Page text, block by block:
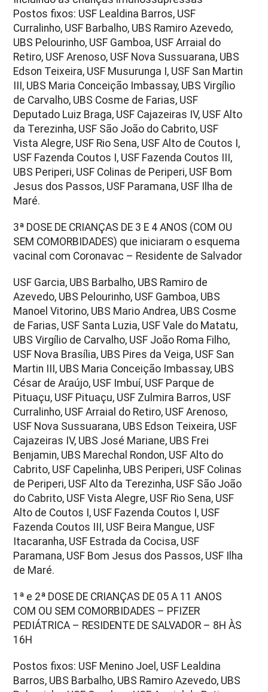
Postos fixos: USF Lealdina Barros, USF
Curralinho, USF Barbalho, UBS Ramiro Azevedo,
UBS Pelourinho, USF Gamboa, USF Arraial do
Retiro, USF Arenoso, USF Nova Sussuarana, UBS
Edson Teixeira, USF Musurunga I, USF San Martin
III, UBS Maria Conceição Imbassay, UBS Virgílio
de Carvalho, UBS Cosme de Farias, USF
Deputado Luiz Braga, USF Cajazeiras IV, USF Alto
da Terezinha, USF São João do Cabrito, USF
Vista Alegre, USF Rio Sena, USF Alto de Coutos I,
USF Fazenda Coutos I, USF Fazenda Coutos III,
UBS Periperi, USF Colinas de Periperi, USF Bom
Jesus dos Passos, USF Paramana, USF Ilha de
Maré.
3ª DOSE DE CRIANÇAS DE 3 E 4 ANOS (COM OU
SEM COMORBIDADES) que iniciaram o esquema
vacinal com Coronavac – Residente de Salvador
USF Garcia, UBS Barbalho, UBS Ramiro de
Azevedo, UBS Pelourinho, USF Gamboa, UBS
Manoel Vitorino, UBS Mario Andrea, UBS Cosme
de Farias, USF Santa Luzia, USF Vale do Matatu,
UBS Virgílio de Carvalho, USF João Roma Filho,
USF Nova Brasília, UBS Pires da Veiga, USF San
Martin III, UBS Maria Conceição Imbassay, UBS
César de Araújo, USF Imbuí, USF Parque de
Pituaçu, USF Pituaçu, USF Zulmira Barros, USF
Curralinho, USF Arraial do Retiro, USF Arenoso,
USF Nova Sussuarana, UBS Edson Teixeira, USF
Cajazeiras IV, UBS José Mariane, UBS Frei
Benjamin, UBS Marechal Rondon, USF Alto do
Cabrito, USF Capelinha, UBS Periperi, USF Colinas
de Periperi, USF Alto da Terezinha, USF São João
do Cabrito, USF Vista Alegre, USF Rio Sena, USF
Alto de Coutos I, USF Fazenda Coutos I, USF
Fazenda Coutos III, USF Beira Mangue, USF
Itacaranha, USF Estrada da Cocisa, USF
Paramana, USF Bom Jesus dos Passos, USF Ilha
de Maré.
1ª e 2ª DOSE DE CRIANÇAS DE 05 A 11 ANOS
COM OU SEM COMORBIDADES – PFIZER
PEDIÁTRICA – RESIDENTE DE SALVADOR – 8H ÀS
16H
Postos fixos: USF Menino Joel, USF Lealdina
Barros, UBS Barbalho, UBS Ramiro Azevedo, UBS